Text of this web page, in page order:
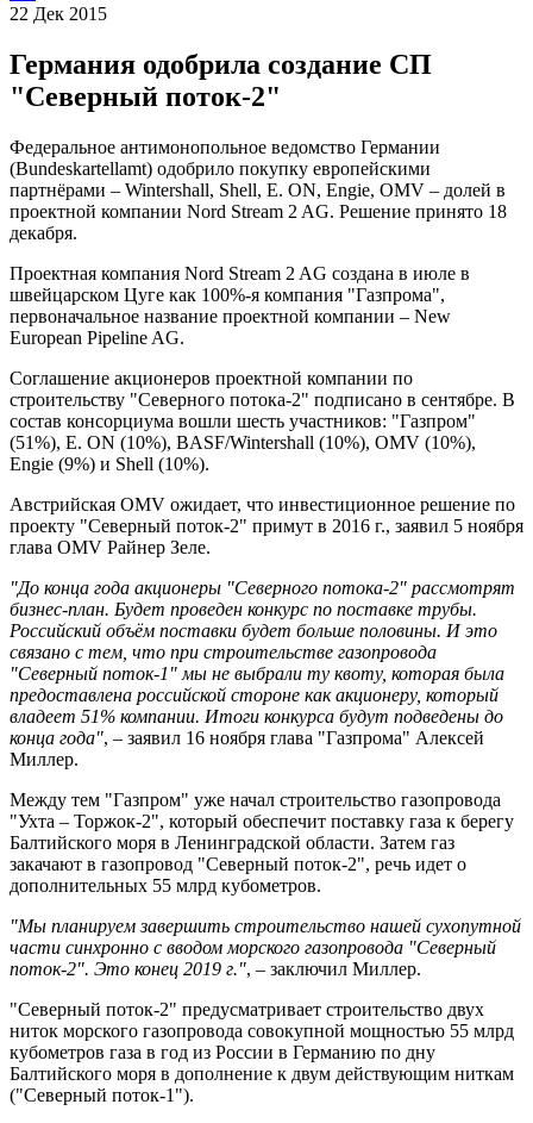
22 Дек 2015
Германия одобрила создание СП
"Северный поток-2"
Федеральное антимонопольное ведомство Германии
(Bundeskartellamt) одобрило покупку европейскими
партнёрами – Wintershall, Shell, E. ON, Engie, OMV – долей в
проектной компании Nord Stream 2 AG. Решение принято 18
декабря.
Проектная компания Nord Stream 2 AG создана в июле в
швейцарском Цуге как 100%-я компания "Газпрома",
первоначальное название проектной компании – New
European Pipeline AG.
Соглашение акционеров проектной компании по
строительству "Северного потока-2" подписано в сентябре. В
состав консорциума вошли шесть участников: "Газпром"
(51%), E. ON (10%), BASF/Wintershall (10%), OMV (10%),
Engie (9%) и Shell (10%).
Австрийская OMV ожидает, что инвестиционное решение по
проекту "Северный поток-2" примут в 2016 г., заявил 5 ноября
глава OMV Райнер Зеле.
"До конца года акционеры "Северного потока-2" рассмотрят
бизнес-план. Будет проведен конкурс по поставке трубы.
Российский объём поставки будет больше половины. И это
связано с тем, что при строительстве газопровода
"Северный поток-1" мы не выбрали ту квоту, которая была
предоставлена российской стороне как акционеру, который
владеет 51% компании. Итоги конкурса будут подведены до
конца года", – заявил 16 ноября глава "Газпрома" Алексей
Миллер.
Между тем "Газпром" уже начал строительство газопровода
"Ухта – Торжок-2", который обеспечит поставку газа к берегу
Балтийского моря в Ленинградской области. Затем газ
закачают в газопровод "Северный поток-2", речь идет о
дополнительных 55 млрд кубометров.
"Мы планируем завершить строительство нашей сухопутной
части синхронно с вводом морского газопровода "Северный
поток-2". Это конец 2019 г.", – заключил Миллер.
"Северный поток-2" предусматривает строительство двух
ниток морского газопровода совокупной мощностью 55 млрд
кубометров газа в год из России в Германию по дну
Балтийского моря в дополнение к двум действующим ниткам
("Северный поток-1").